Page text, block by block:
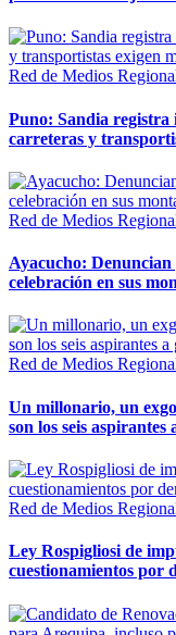
Red de Medios
Puno: Sandia registra
carreteras y
Red de Medios
Ayacucho:
celebración en sus
Red de Medios
Un millonario, un
son los seis
Red de Medios
Ley Rospigliosi de
cuestionamientos por